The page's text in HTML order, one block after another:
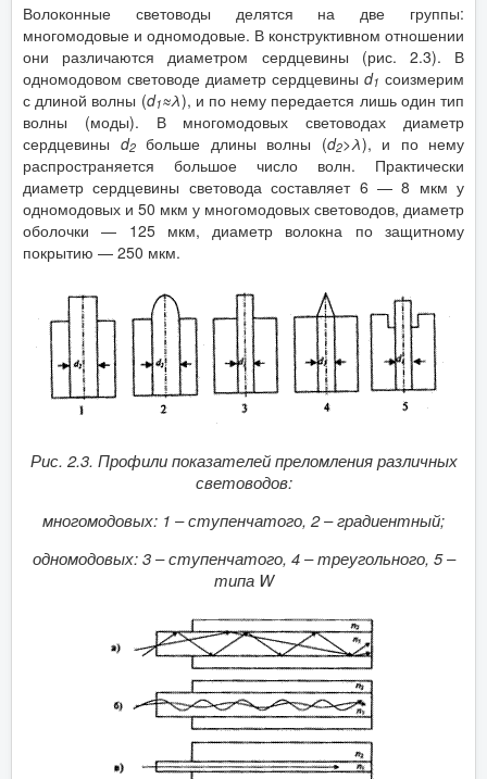
Волоконные световоды делятся на две группы:
многомодовые и одномодовые. В конструктивном отношении
они различаются диаметром сердцевины (рис. 2.3). В
одномодовом световоде диаметр сердцевины d1 соизмерим
с длиной волны (d1≈λ), и по нему передается лишь один тип
волны (моды). В многомодовых световодах диаметр
сердцевины d2больше длины волны (d2>λ), и по нему
распространяется большое число волн. Практически
диаметр сердцевины световода составляет 6 — 8 мкм у
одномодовых и 50 мкм у многомодовых световодов, диаметр
оболочки — 125 мкм, диаметр волокна по защитному
покрытию — 250 мкм.
Рис. 2.3. Профили показателей преломления различных
световодов:
многомодовых: 1 – ступенчатого, 2 – градиентный;
одномодовых: 3 – ступенчатого, 4 – треугольного, 5 –
типа W